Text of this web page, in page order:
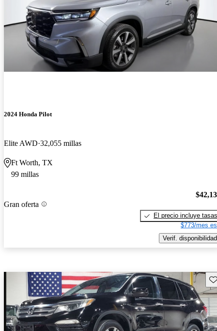
2024 Honda Pilot
Elite AWD 32,055 millas
Ft Worth, TX
99 millas
Gran oferta
El precio incluye tasas
$773/mes
Verif. disponibilidad